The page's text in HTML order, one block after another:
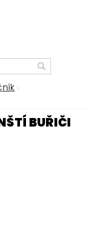
BUŘIČI